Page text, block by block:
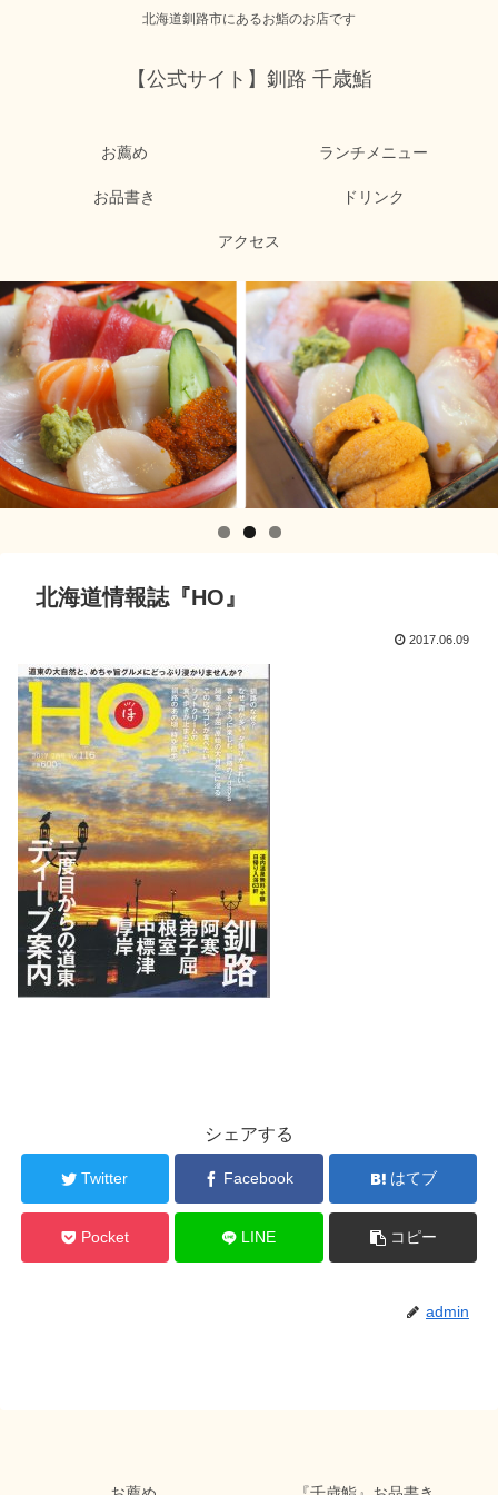
北海道釧路市にあるお鮨のお店です
【公式サイト】釧路 千歳鮨
お薦め ランチメニュー
お品書き ドリンク
アクセス
北海道情報誌『HO』
2017.06.09
シェアする
Twitter Facebook はてブ
Pocket LINE コピー
admin